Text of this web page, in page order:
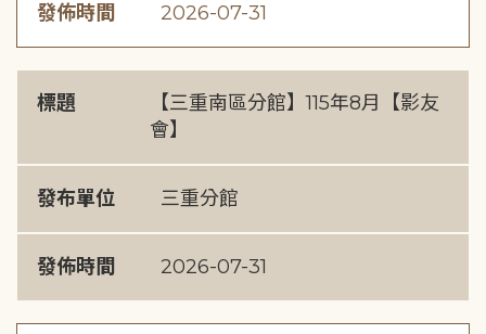
發佈時間 2026-07-31
標題
【三重南區分館】115年8月【影友
會】
發布單位 三重分館
發佈時間 2026-07-31